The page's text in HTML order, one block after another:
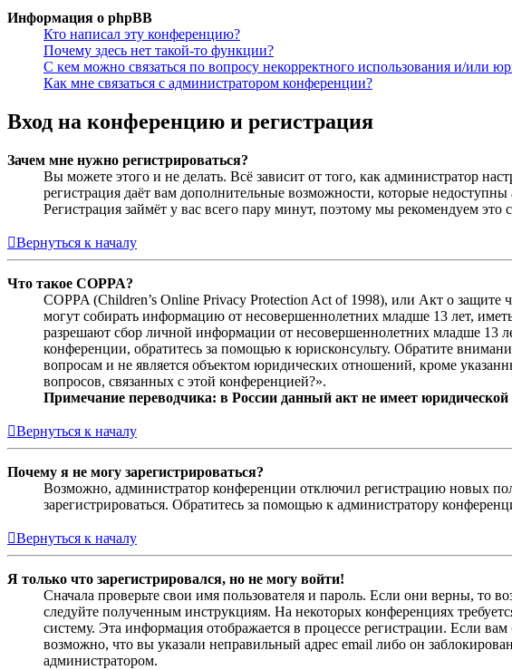
Информация о phpBB
Кто написал эту конференцию?
Почему здесь нет такой-то функции?
С кем можно связаться по вопросу некорректного использования и/или
Как мне связаться с администратором конференции?
Вход на конференцию и регистрация
Зачем мне нужно регистрироваться?
Вы можете этого и не делать. Всё зависит от того, как администратор
регистрация даёт вам дополнительные возможности, которые
Регистрация займёт у вас всего пару минут, поэтому мы рекомендуем это
Вернуться к началу
Что такое COPPA?
COPPA (Children’s Online Privacy Protection Act of 1998), или Акт о
могут собирать информацию от несовершеннолетних младше 13 лет,
разрешают сбор личной информации от несовершеннолетних младше 13
конференции, обратитесь за помощью к юрисконсульту. Обратите
вопросам и не является объектом юридических отношений, кроме
вопросов, связанных с этой конференцией?».
Примечание переводчика: в России данный акт не имеет
Вернуться к началу
Почему я не могу зарегистрироваться?
Возможно, администратор конференции отключил регистрацию новых
зарегистрироваться. Обратитесь за помощью к администратору
Вернуться к началу
Я только что зарегистрировался, но не могу войти!
Сначала проверьте свои имя пользователя и пароль. Если они верны, то
следуйте полученным инструкциям. На некоторых конференциях
систему. Эта информация отображается в процессе регистрации. Если
возможно, что вы указали неправильный адрес email либо он
администратором.